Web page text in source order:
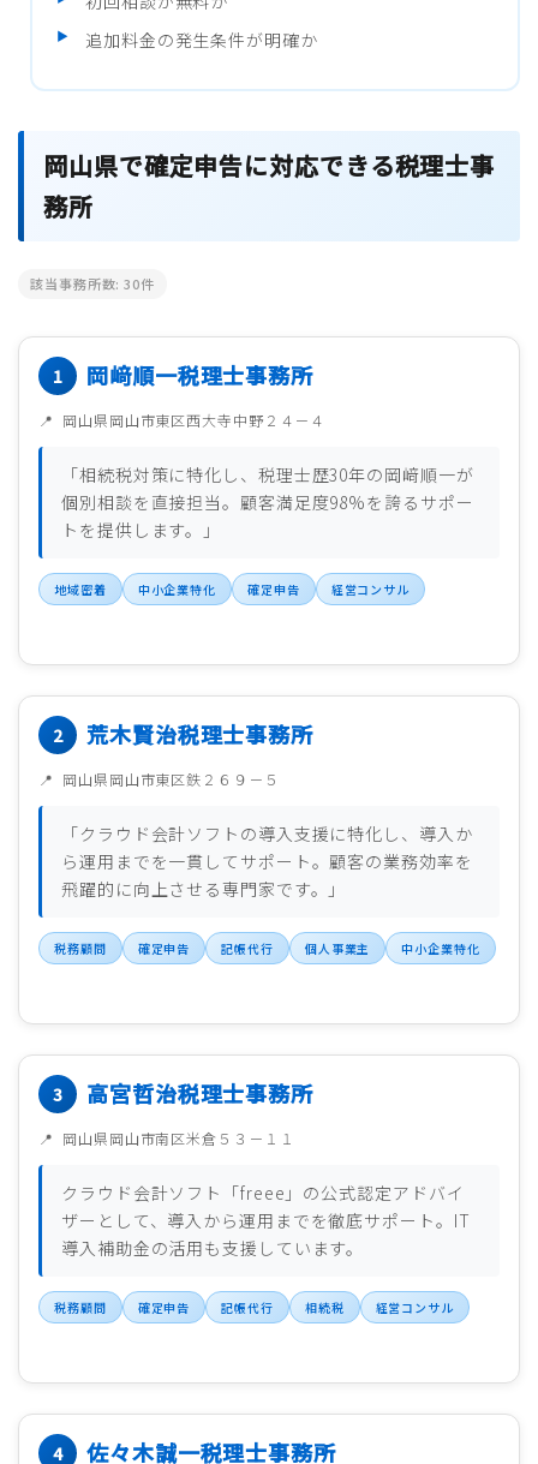
追加料金の発生条件が明確か
岡山県で確定申告に対応できる税理士事
務所
該当事務所数:30件
岡﨑順一税理士事務所
岡山県岡山市東区西大寺中野２４－４
「相続税対策に特化し、税理士歴30年の岡﨑順一が
個別相談を直接担当。顧客満足度98%を誇るサポー
トを提供します。」
地域密着 中小企業特化 確定申告 経営コンサル
荒木賢治税理士事務所
岡山県岡山市東区鉄２６９－５
「クラウド会計ソフトの導入支援に特化し、導入か
ら運用までを一貫してサポート。顧客の業務効率を
飛躍的に向上させる専門家です。」
税務顧問 確定申告 記帳代行 個人事業主 中小企業特化
高宮哲治税理士事務所
岡山県岡山市南区米倉５３－１１
クラウド会計ソフト「freee」の公式認定アドバイ
ザーとして、導入から運用までを徹底サポート。IT
導入補助金の活用も支援しています。
税務顧問 確定申告 記帳代行 相続税 経営コンサル
佐々木誠一税理士事務所